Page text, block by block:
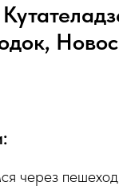
через